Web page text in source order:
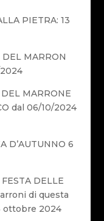
PIETRA: 13
MARRON
MARRONE
dal 06/10/2024
D’AUTUNNO 6
DELLE
di questa
ottobre 2024